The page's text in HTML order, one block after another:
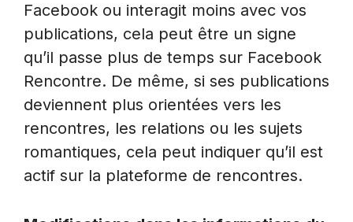
Facebook ou interagit moins avec vos
publications, cela peut être un signe
qu’il passe plus de temps sur Facebook
Rencontre. De même, si ses publications
deviennent plus orientées vers les
rencontres, les relations ou les sujets
romantiques, cela peut indiquer qu’il est
actif sur la plateforme de rencontres.